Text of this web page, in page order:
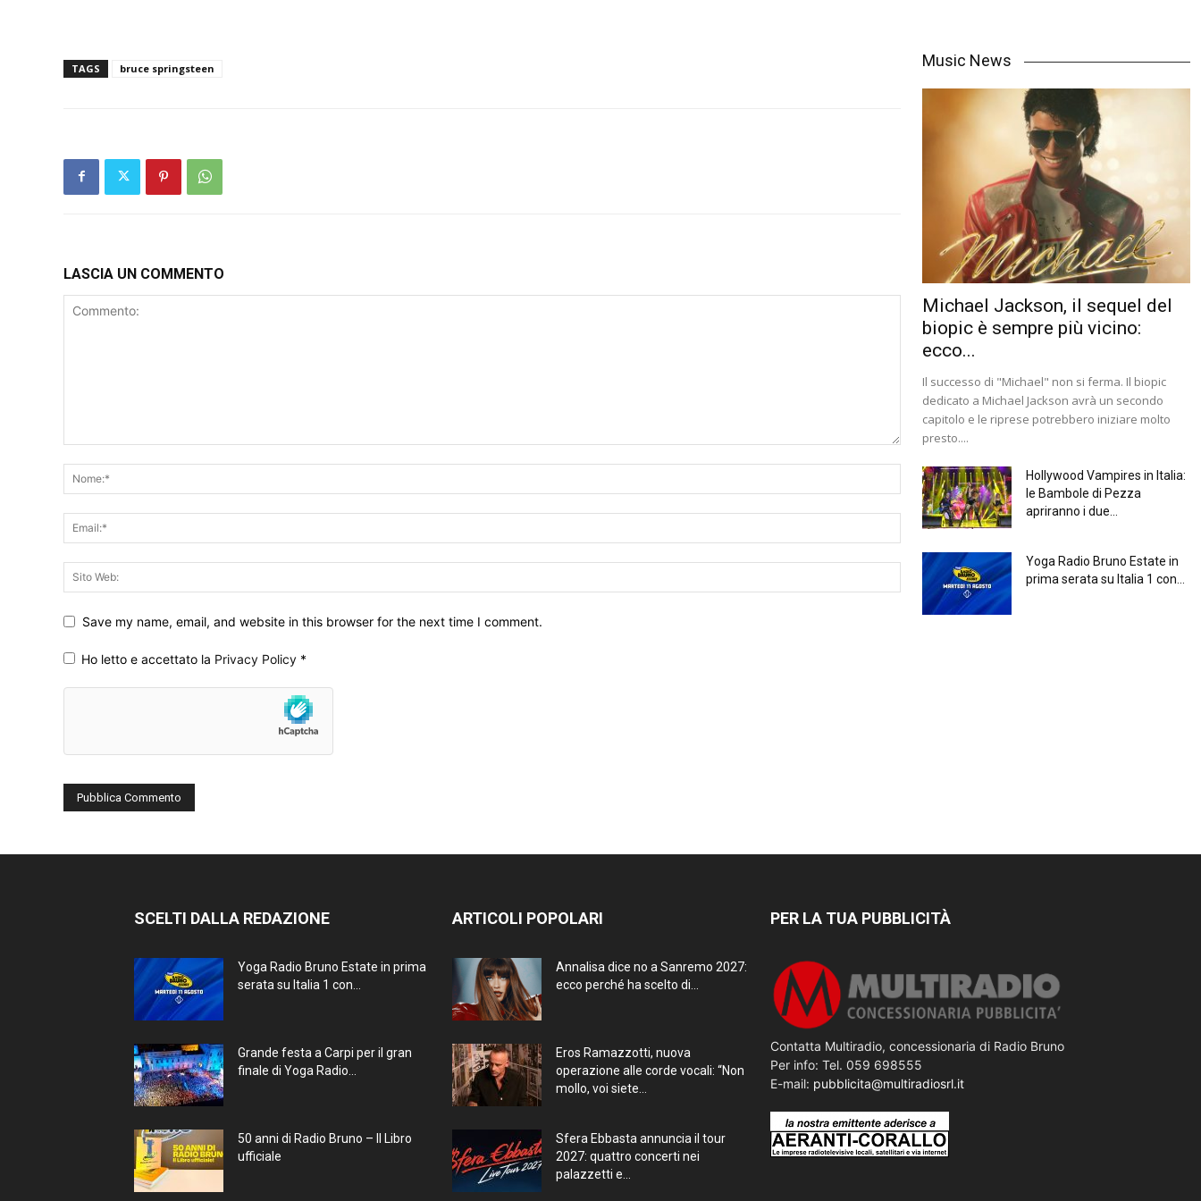
TAGS bruce springsteen
LASCIA UN COMMENTO
Save my name, email, and website in this browser for the next time I comment.
Ho letto e accettato la Privacy Policy *
Music News
Michael Jackson, il sequel del
biopic è sempre più vicino:
ecco...
Il successo di "Michael" non si ferma. Il biopic
dedicato a Michael Jackson avrà un secondo
capitolo e le riprese potrebbero iniziare molto
presto....
Hollywood Vampires in Italia:
le Bambole di Pezza
apriranno i due...
Yoga Radio Bruno Estate in
prima serata su Italia 1 con...
SCELTI DALLA REDAZIONE
Yoga Radio Bruno Estate in prima
serata su Italia 1 con...
Grande festa a Carpi per il gran
finale di Yoga Radio...
50 anni di Radio Bruno – Il Libro
ufficiale
ARTICOLI POPOLARI
Annalisa dice no a Sanremo 2027:
ecco perché ha scelto di...
Eros Ramazzotti, nuova
operazione alle corde vocali: “Non
mollo, voi siete...
Sfera Ebbasta annuncia il tour
2027: quattro concerti nei
palazzetti e...
PER LA TUA PUBBLICITÀ
Contatta Multiradio, concessionaria di Radio Bruno
Per info: Tel. 059 698555
E-mail: pubblicita@multiradiosrl.it